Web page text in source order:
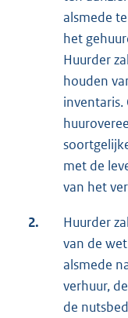
alsmede
het
Huurder
houden
met de
van het
2.
Huurder
van de
alsmede
verhuur,
de